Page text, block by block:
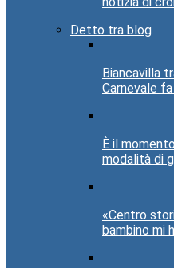
Detto tra blog
Biancavilla
Carnevale
È il
modalità di
«Centro
bambino mi